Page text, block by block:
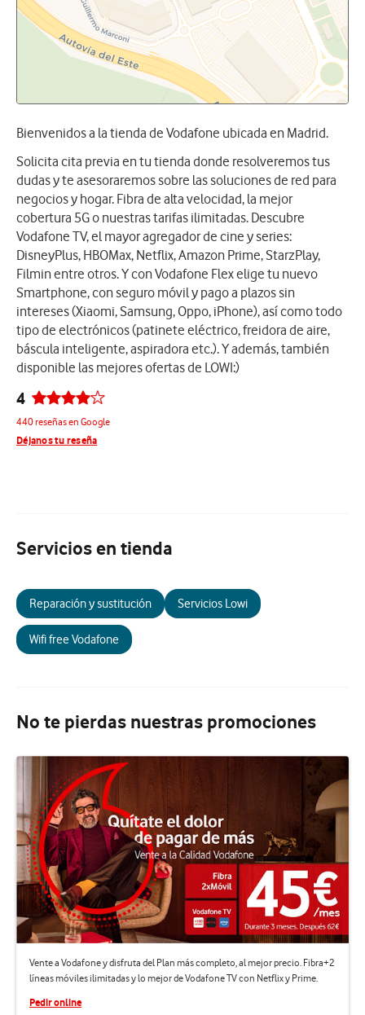
Bienvenidos a la tienda de Vodafone ubicada en Madrid.
Solicita cita previa en tu tienda donde resolveremos tus
dudas y te asesoraremos sobre las soluciones de red para
negocios y hogar. Fibra de alta velocidad, la mejor
cobertura 5G o nuestras tarifas ilimitadas. Descubre
Vodafone TV, el mayor agregador de cine y series:
DisneyPlus, HBOMax, Netflix, Amazon Prime, StarzPlay,
Filmin entre otros. Y con Vodafone Flex elige tu nuevo
Smartphone, con seguro móvil y pago a plazos sin
intereses (Xiaomi, Samsung, Oppo, iPhone), así como todo
tipo de electrónicos (patinete eléctrico, freidora de aire,
báscula inteligente, aspiradora etc.). Y además, también
disponible las mejores ofertas de LOWI:)
4
440 reseñas en Google
Déjanos tu reseña
Servicios en tienda
Reparación y sustitución Servicios Lowi
Wifi free Vodafone
No te pierdas nuestras promociones
Vente a Vodafone y disfruta del Plan más completo, al mejor precio. Fibra+2
líneas móviles ilimitadas y lo mejor de Vodafone TV con Netflix y Prime.
Pedir online